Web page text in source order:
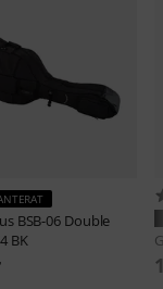
BSB-06 Double
BK